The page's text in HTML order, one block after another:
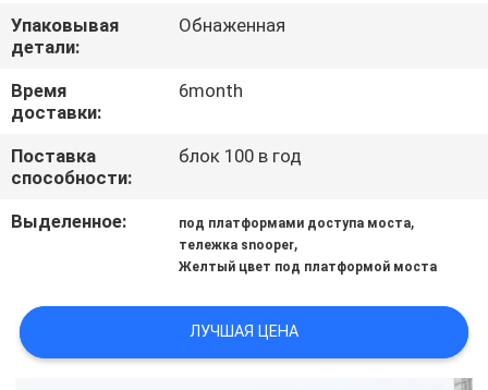
НОВОСТИ
СПРОСИТЕ
ЦИТАТУ
КАРТА
ПОЛИТИКА
КОНФИДЕНЦИАЛЬНОСТИ
Упаковывая
детали:
Обнаженная
Время
доставки:
6month
Поставка
способности:
блок 100 в год
Выделенное: под платформами доступа моста,
тележка snooper,
Желтый цвет под платформой моста
ЛУЧШАЯ ЦЕНА